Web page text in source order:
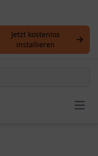
Jetzt kostenlos
installieren